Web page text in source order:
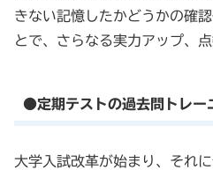
きない記憶したかどうかの確
とで、さらなる実力アップ、
●定期テストの過去問トレー
大学入試改革が始まり、それ